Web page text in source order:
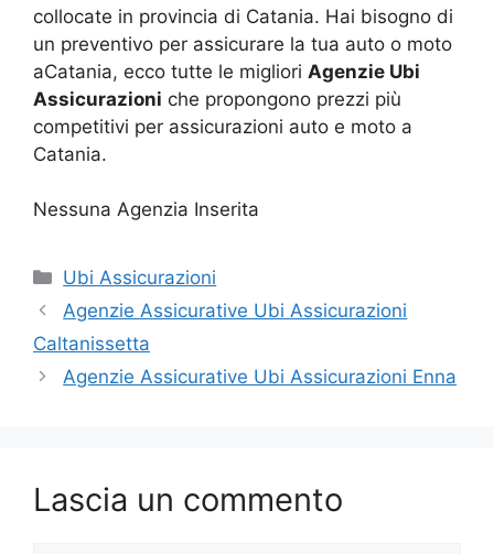
collocate in provincia di Catania. Hai bisogno di
un preventivo per assicurare la tua auto o moto
aCatania, ecco tutte le migliori Agenzie Ubi
Assicurazioni che propongono prezzi più
competitivi per assicurazioni auto e moto a
Catania.
Nessuna Agenzia Inserita
Categorie
Ubi Assicurazioni
Agenzie Assicurative Ubi Assicurazioni
Caltanissetta
Agenzie Assicurative Ubi Assicurazioni Enna
Lascia un commento